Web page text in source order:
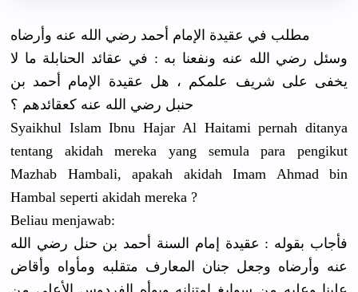
مطلب في عقيدة الإمام أحمد رضي الله عنه وأرضاه
وسئل رضي الله عنه ونفعنا به : في عقائد الحنابلة ما لا
يخفى على شريف علمكم ، هل عقيدة الإمام أحمد بن
حنبل رضي الله عنه كعقائدهم ؟
Syaikhul Islam Ibnu Hajar Al Haitami pernah ditanya
tentang akidah mereka yang semula para pengikut
Mazhab Hambali, apakah akidah Imam Ahmad bin
Hambal seperti akidah mereka ?
Beliau menjawab:
فأجاب بقوله : عقيدة إمام السنة أحمد بن حنل رضي الله
عنه وأرضاه وجعل جنان المعارف متقلبه ومأواه وأقاض